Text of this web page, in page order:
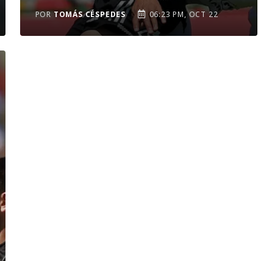
PORTOMÁS CÉSPEDES 06:23 PM, OCT 22